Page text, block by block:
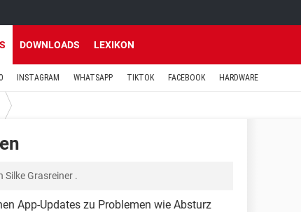
DOWNLOADS LEXIKON
INSTAGRAM WHATSAPP TIKTOK FACEBOOK HARDWARE
Silke Grasreiner .
App-Updates zu Problemen wie Absturz